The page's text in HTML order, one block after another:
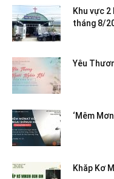
Khu vực
tháng 8/
Yêu
‘Mêm
Khăp Kơ